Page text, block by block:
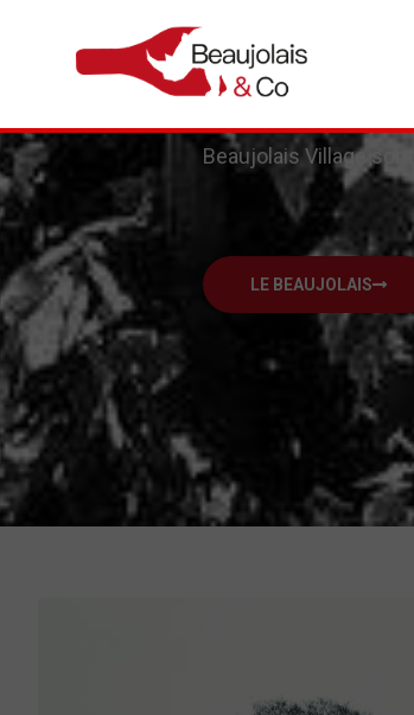
là, à nos pieds. Y
pour notre plus grand
mais pas que. Les
gustatives parfois
Beaujolais Village
LE BEAUJOLAIS